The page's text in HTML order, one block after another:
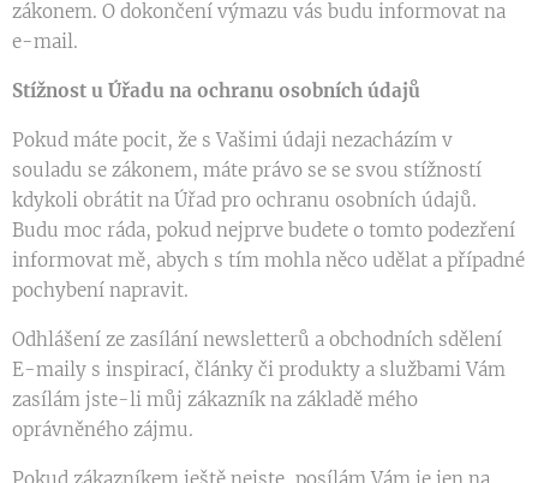
zákonem. O dokončení výmazu vás budu informovat na
e-mail.
Stížnost u Úřadu na ochranu osobních údajů
Pokud máte pocit, že s Vašimi údaji nezacházím v
souladu se zákonem, máte právo se se svou stížností
kdykoli obrátit na Úřad pro ochranu osobních údajů.
Budu moc ráda, pokud nejprve budete o tomto podezření
informovat mě, abych s tím mohla něco udělat a případné
pochybení napravit.
Odhlášení ze zasílání newsletterů a obchodních sdělení
E-maily s inspirací, články či produkty a službami Vám
zasílám jste-li můj zákazník na základě mého
oprávněného zájmu.